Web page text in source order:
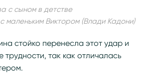
маленьким Виктором (Влади Кадони)
стойко перенесла этот удар и
трудности, так как отличалась